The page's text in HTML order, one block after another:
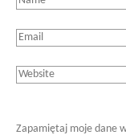
Zapamiętaj moje dane